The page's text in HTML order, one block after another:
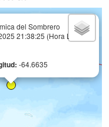
del Sombrero
21:38:25 (Hora Local)
-64.6635